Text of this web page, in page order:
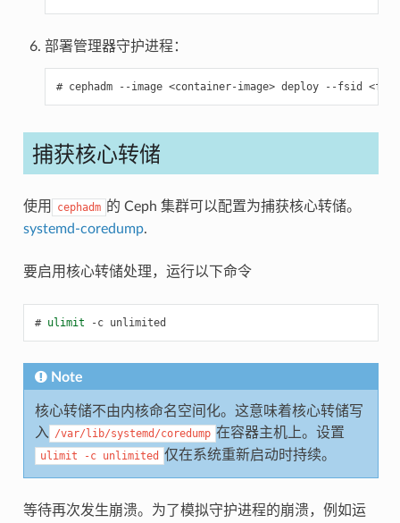
部署管理器守护进程：
cephadm --image <container-image> deploy --fsid
捕获核心转储
使用 cephadm 的 Ceph 集群可以配置为捕获核心转储。
systemd-coredump.
要启用核心转储处理，运行以下命令
ulimit -c unlimited
Note
核心转储不由内核命名空间化。这意味着核心转储写
入
/var/lib/systemd/coredump 在容器主机上。设置
ulimit -c unlimited 仅在系统重新启动时持续。
等待再次发生崩溃。为了模拟守护进程的崩溃，例如运